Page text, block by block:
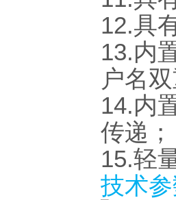
12.具
13.内
户名
14.内
传递；
15.轻
技术